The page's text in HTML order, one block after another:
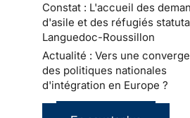
Constat : L'accueil des
d'asile et des réfugiés
Languedoc-Roussillon
Actualité : Vers une
des politiques nationales
d'intégration en Europe ?